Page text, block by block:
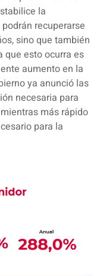
la
recuperarse
sino que también
que esto ocurra es
aumento en la
ya anunció las
necesaria para
más rápido
para la